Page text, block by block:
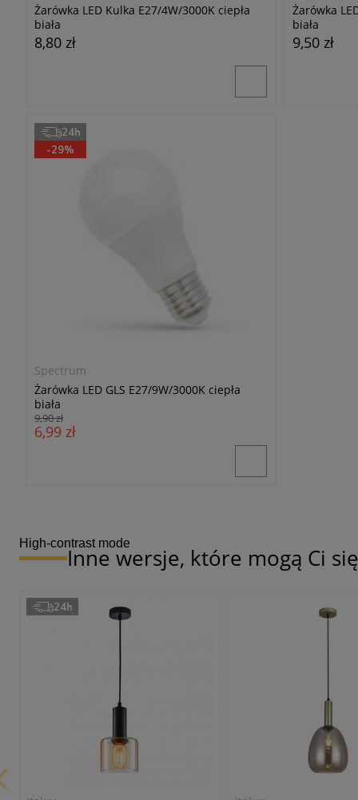
Żarówka LED Kulka E27/4W/3000K ciepła
biała
8,80 zł
Żarówka
biała
9,50 zł
Spectrum
Żarówka LED GLS E27/9W/3000K ciepła
biała
24h
-29%
9,90 zł
6,99 zł
High-contrast mode
Inne wersje, które mogą Ci
24h